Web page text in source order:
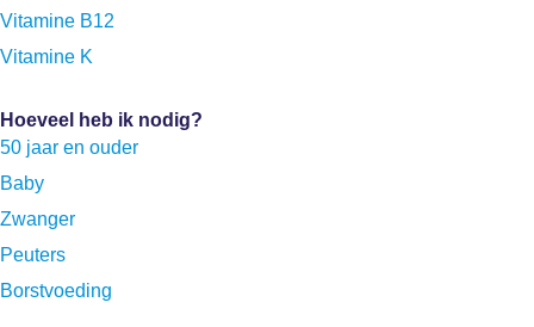
Vitamine B12
Vitamine K
Hoeveel heb ik nodig?
50 jaar en ouder
Baby
Zwanger
Peuters
Borstvoeding